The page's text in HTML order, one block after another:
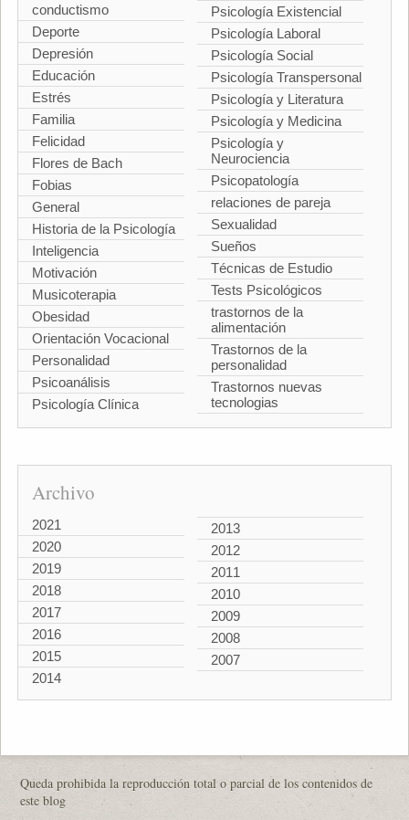
conductismo
Deporte
Depresión
Educación
Estrés
Familia
Felicidad
Flores de Bach
Fobias
General
Historia de la Psicología
Inteligencia
Motivación
Musicoterapia
Obesidad
Orientación Vocacional
Personalidad
Psicoanálisis
Psicología Clínica
Psicología Existencial
Psicología Laboral
Psicología Social
Psicología Transpersonal
Psicología y Literatura
Psicología y Medicina
Psicología y
Neurociencia
Psicopatología
relaciones de pareja
Sexualidad
Sueños
Técnicas de Estudio
Tests Psicológicos
trastornos de la
alimentación
Trastornos de la
personalidad
Trastornos nuevas
tecnologias
Archivo
2021
2020
2019
2018
2017
2016
2015
2014
2013
2012
2011
2010
2009
2008
2007
Queda prohibida la reproducción total o parcial de los contenidos de
este blog